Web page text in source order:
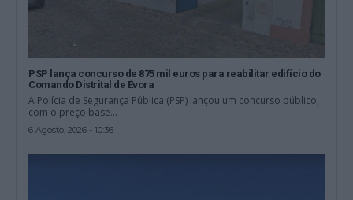
PSP lança concurso de 875 mil euros para reabilitar edifício do
Comando Distrital de Évora
A Polícia de Segurança Pública (PSP) lançou um concurso público,
com o preço base...
6 Agosto, 2026 - 10:36